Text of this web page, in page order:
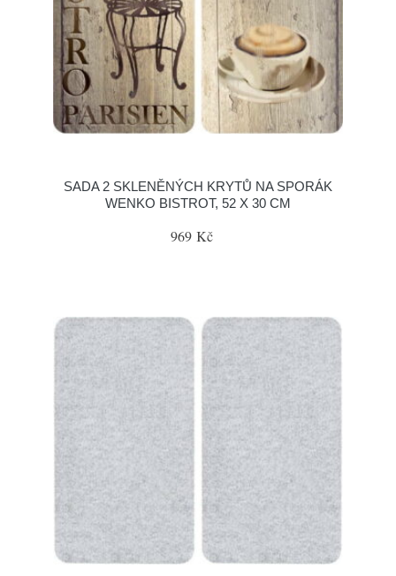
SADA 2 SKLENĚNÝCH KRYTŮ NA SPORÁK
WENKO BISTROT, 52 X 30 CM
969 Kč